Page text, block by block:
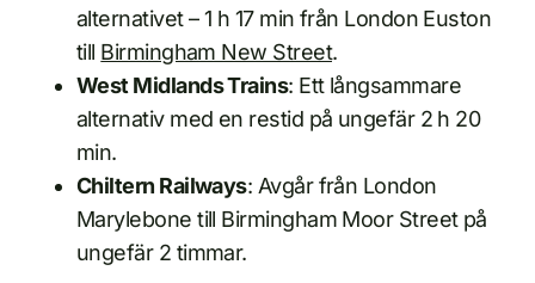
alternativet – 1 h 17 min från London Euston
till Birmingham New Street.
West Midlands Trains: Ett långsammare
alternativ med en restid på ungefär 2 h 20
min.
Chiltern Railways: Avgår från London
Marylebone till Birmingham Moor Street på
ungefär 2 timmar.